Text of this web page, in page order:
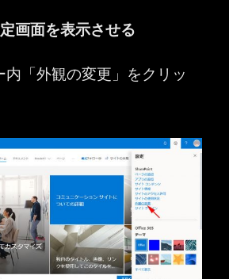
画面を表示させる
「外観の変更」をクリッ